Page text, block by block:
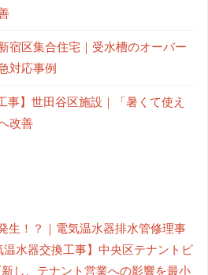
宿区集合住宅｜受水槽のオーバー
対応事例
】世田谷区施設｜「暑くて使え
改善
生！？｜電気温水器排水管修理事
水器交換工事】中央区テナントビ
し、テナント営業への影響を最小